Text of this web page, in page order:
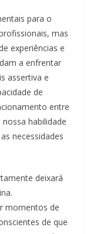
para o
mas
experiências e
a enfrentar
assertiva e
de
entre
habilidade
necessidades
deixará
momentos de
de que